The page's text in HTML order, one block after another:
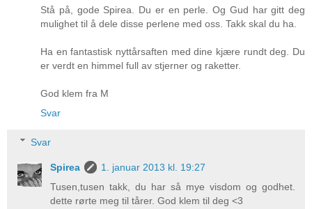
Stå på, gode Spirea. Du er en perle. Og Gud har gitt deg
mulighet til å dele disse perlene med oss. Takk skal du ha.
Ha en fantastisk nyttårsaften med dine kjære rundt deg. Du
er verdt en himmel full av stjerner og raketter.
God klem fra M
Svar
Svar
Spirea
1. januar 2013 kl. 19:27
Tusen,tusen takk, du har så mye visdom og godhet.
dette rørte meg til tårer. God klem til deg <3